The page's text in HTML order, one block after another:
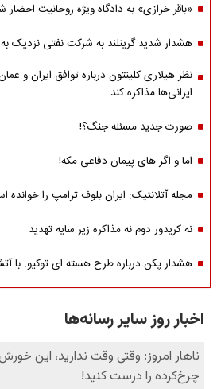
«باقر خرازی» به دادگاه ویژه روحانیت احضار
هشدار شدید گرینلند به شرکت نفتی نزدیک
نظر هیلاری کلینتون درباره توافق ایران و
ایرانی‌ها مذاکره کند
صورت جدید مسئله جنگ؟!
اما و اگر های پیمان دفاعی مکه!
مجله آتلانتیک: ایران بلوف ترامپ را خوانده
نه کریدور دوم نه مذاکره زیر سایه تهدید
هشدار پکن درباره طرح هسته ای توکیو: با